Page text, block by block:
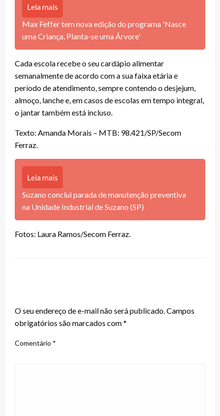
Leia mais
Max Feffer tem nova edição do programa 'Nasce
uma Criança, Planta-se uma Árvore'
Cada escola recebe o seu cardápio alimentar
semanalmente de acordo com a sua faixa etária e
período de atendimento, sempre contendo o desjejum,
almoço, lanche e, em casos de escolas em tempo integral,
o jantar também está incluso.
Texto: Amanda Morais – MTB: 98.421/SP/Secom
Ferraz.
Leia mais
Suzano conclui parada de manutenção preventiva
na Unidade Industrial de Suzano (SP)
Fotos: Laura Ramos/Secom Ferraz.
O seu endereço de e-mail não será publicado.Campos
obrigatórios são marcados com*
Comentário *